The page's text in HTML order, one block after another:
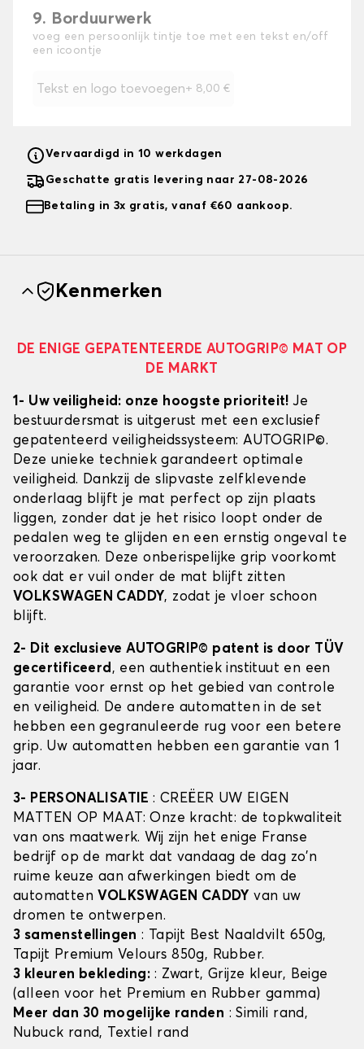
9. Borduurwerk
voeg een persoonlijk tintje toe met een tekst en/off
een icoontje
Tekst en logo toevoegen+ 8,00 €
Vervaardigd in 10 werkdagen
Geschatte gratis levering naar 27-08-2026
Betaling in 3x gratis, vanaf €60 aankoop.
Kenmerken
DE ENIGE GEPATENTEERDE AUTOGRIP© MAT OP
DE MARKT
1- Uw veiligheid: onze hoogste prioriteit!Je
bestuurdersmat is uitgerust met een exclusief
gepatenteerd veiligheidssysteem: AUTOGRIP©.
Deze unieke techniek garandeert optimale
veiligheid. Dankzij de slipvaste zelfklevende
onderlaag blijft je mat perfect op zijn plaats
liggen, zonder dat je het risico loopt onder de
pedalen weg te glijden en een ernstig ongeval te
veroorzaken. Deze onberispelijke grip voorkomt
ook dat er vuil onder de mat blijft zitten
VOLKSWAGEN CADDY, zodat je vloer schoon
blijft.
2- Dit exclusieve AUTOGRIP© patent is door TÜV
gecertificeerd, een authentiek instituut en een
garantie voor ernst op het gebied van controle
en veiligheid. De andere automatten in de set
hebben een gegranuleerde rug voor een betere
grip. Uw automatten hebben een garantie van 1
jaar.
3- PERSONALISATIE: CREËER UW EIGEN
MATTEN OP MAAT: Onze kracht: de topkwaliteit
van ons maatwerk. Wij zijn het enige Franse
bedrijf op de markt dat vandaag de dag zo'n
ruime keuze aan afwerkingen biedt om de
automatten VOLKSWAGEN CADDY van uw
dromen te ontwerpen.
3 samenstellingen : Tapijt Best Naaldvilt 650g,
Tapijt Premium Velours 850g, Rubber.
3 kleuren bekleding: : Zwart, Grijze kleur, Beige
(alleen voor het Premium en Rubber gamma)
Meer dan 30 mogelijke randen : Simili rand,
Nubuck rand, Textiel rand